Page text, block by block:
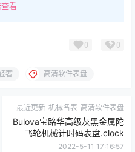
看
0 0
奢 高清软件表盘
最近更新 机械名表 高清软件表盘
Bulova宝路华高级灰黑金属陀
飞轮机械计时码表盘.clock
2022-5-11 17:16:57